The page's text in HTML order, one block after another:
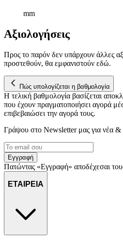
mm
Αξιολογήσεις
Προς το παρόν δεν υπάρχουν άλλες
προστεθούν, θα εμφανιστούν εδώ.
Πώς υπολογίζεται η βαθμολογία
Η τελική βαθμολογία βασίζεται
που έχουν πραγματοποιήσει αγορά
επιβεβαιώσει την αγορά τους.
Γράψου στο Νewsletter μας για νέα &
Εγγραφή
Πατώντας «Εγγραφή» αποδέχεσαι
ΕΤΑΙΡΕΙΑ